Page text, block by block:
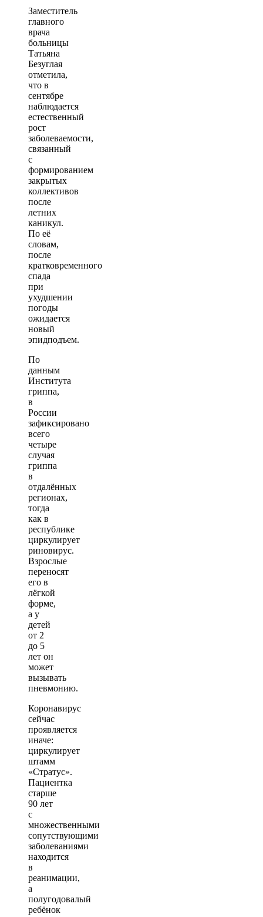
Заместитель
главного
врача
больницы
Татьяна
Безуглая
отметила,
что в
сентябре
наблюдается
естественный
рост
заболеваемости,
связанный
с
формированием
закрытых
коллективов
после
летних
каникул.
По её
словам,
после
кратковременного
спада
при
ухудшении
погоды
ожидается
новый
эпидподъем.
По
данным
Института
гриппа,
в
России
зафиксировано
всего
четыре
случая
гриппа
в
отдалённых
регионах,
тогда
как в
республике
циркулирует
риновирус.
Взрослые
переносят
его в
лёгкой
форме,
а у
детей
от 2
до 5
лет он
может
вызывать
пневмонию.
Коронавирус
сейчас
проявляется
иначе:
циркулирует
штамм
«Стратус».
Пациентка
старше
90 лет
с
множественными
сопутствующими
заболеваниями
находится
в
реанимации,
а
полугодовалый
ребёнок